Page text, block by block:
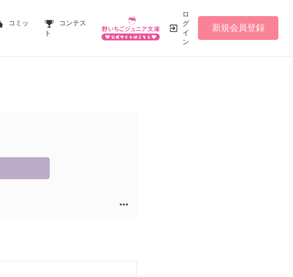
コミッ
コンテス
ト
ロ
グ
イ
ン
新規会員登録